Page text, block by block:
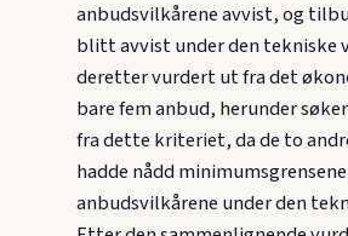
anbudsvilkårene avvist, og
blitt avvist under den tekniske
deretter vurdert ut fra det
bare fem anbud, herunder
fra dette kriteriet, da de to
hadde nådd
anbudsvilkårene under den